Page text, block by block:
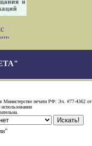
в Министерстве печати РФ: Эл. #77-4362 от